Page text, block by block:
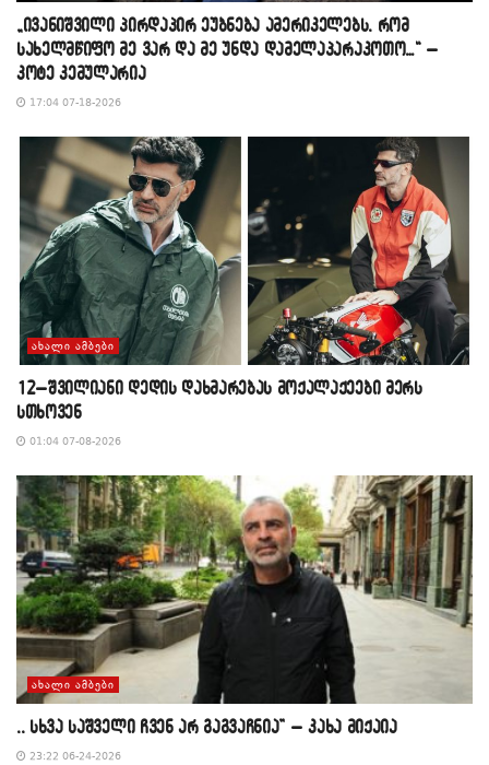
„ივანიშვილი პირდაპირ ეუბნება ამერიკელებს, რომ
სახელმწიფო მე ვარ და მე უნდა დამელაპარაკოთო…“ –
კოტე კემულარია
17:04 07-18-2026
ᲐᲮᲐᲚᲘ ᲐᲛᲑᲔᲑᲘ
12–შვილიანი დედის დახმარებას მოქალაქეები მერს
სთხოვენ
01:04 07-08-2026
ᲐᲮᲐᲚᲘ ᲐᲛᲑᲔᲑᲘ
,, სხვა საშველი ჩვენ არ გაგვაჩნია” – კახა მიქაია
23:22 06-24-2026